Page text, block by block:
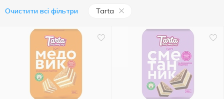
Очистити всі фільтри Tarta